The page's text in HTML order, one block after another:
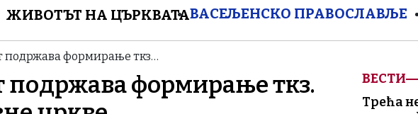
ЖИВОТЪТ НА ЦЪРКВАТАВАСЕЉЕНСКО ПРАВОСЛАВЉЕ
подржава формирање ткз…
формирање ткз.
ВЕСТИ
Трећа